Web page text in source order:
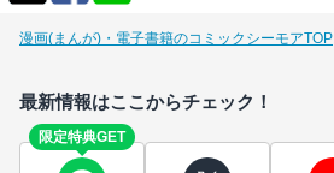
漫画(まんが)・電子書籍のコミックシーモアTOP
最新情報はここからチェック！
限定特典GET